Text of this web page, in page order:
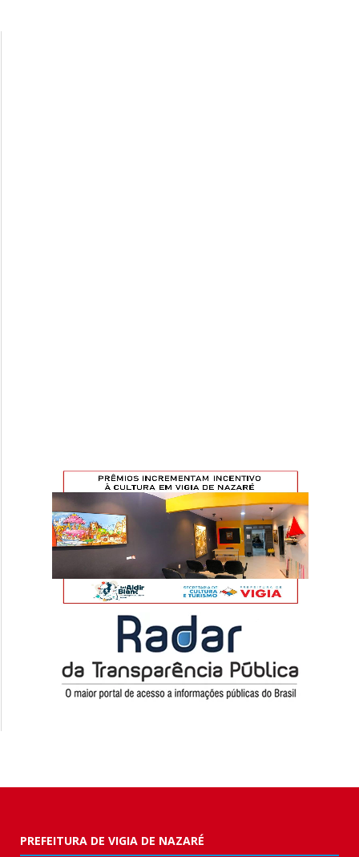
PREFEITURA DE VIGIA DE NAZARÉ